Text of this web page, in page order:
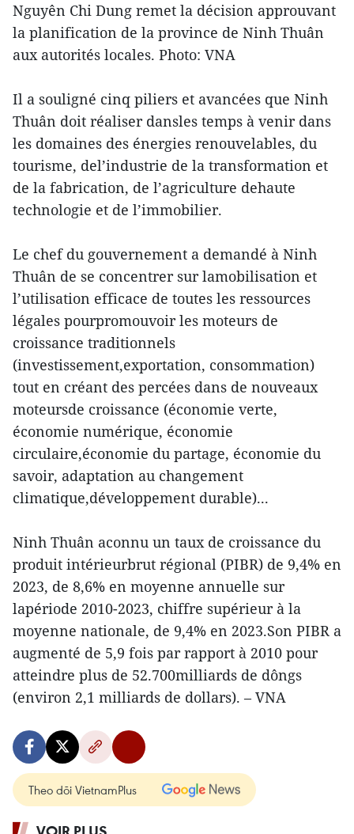
Nguyên Chi Dung remet la décision approuvant
la planification de la province de Ninh Thuân
aux autorités locales. Photo: VNA
Il a souligné cinq piliers et avancées que Ninh
Thuân doit réaliser dansles temps à venir dans
les domaines des énergies renouvelables, du
tourisme, del’industrie de la transformation et
de la fabrication, de l’agriculture dehaute
technologie et de l’immobilier.
Le chef du gouvernement a demandé à Ninh
Thuân de se concentrer sur lamobilisation et
l’utilisation efficace de toutes les ressources
légales pourpromouvoir les moteurs de
croissance traditionnels
(investissement,exportation, consommation)
tout en créant des percées dans de nouveaux
moteursde croissance (économie verte,
économie numérique, économie
circulaire,économie du partage, économie du
savoir, adaptation au changement
climatique,développement durable)...
Ninh Thuân aconnu un taux de croissance du
produit intérieurbrut régional (PIBR) de 9,4% en
2023, de 8,6% en moyenne annuelle sur
lapériode 2010-2023, chiffre supérieur à la
moyenne nationale, de 9,4% en 2023.Son PIBR a
augmenté de 5,9 fois par rapport à 2010 pour
atteindre plus de 52.700milliards de dôngs
(environ 2,1 milliards de dollars). – VNA
Theo dõi VietnamPlus